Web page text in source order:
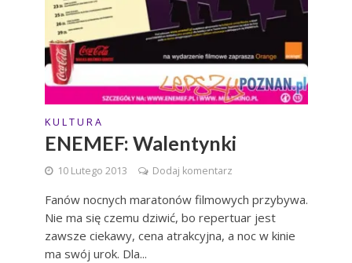
K U L T U R A
ENEMEF: Walentynki
10 Lutego 2013 Dodaj komentarz
Fanów nocnych maratonów filmowych przybywa.
Nie ma się czemu dziwić, bo repertuar jest
zawsze ciekawy, cena atrakcyjna, a noc w kinie
ma swój urok. Dla...